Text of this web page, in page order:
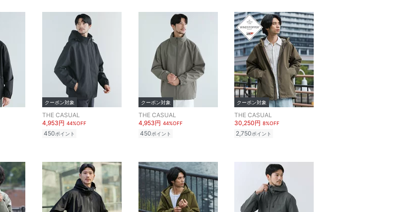
クーポン対象
THE CASUAL
4,953円 44%OFF
450ポイント
クーポン対象
THE CASUAL
4,953円 44%OFF
450ポイント
クーポン対象
THE CASUAL
30,250円 8%OFF
2,750ポイント